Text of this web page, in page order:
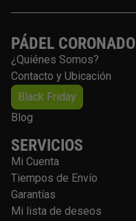
PÁDEL CORONADO
¿Quiénes Somos?
Contacto y Ubicación
Black Friday
Blog
SERVICIOS
Mi Cuenta
Tiempos de Envío
Garantías
Mi lista de deseos